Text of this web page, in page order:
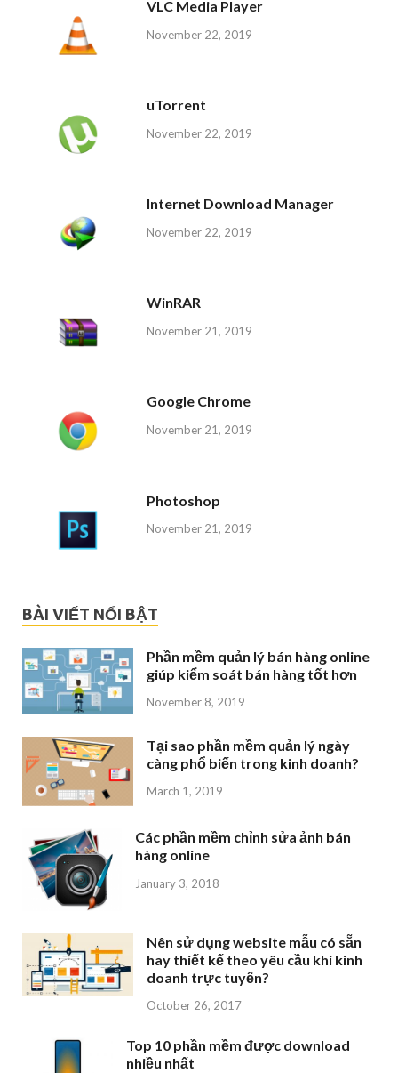
VLC Media Player
November 22, 2019
uTorrent
November 22, 2019
Internet Download Manager
November 22, 2019
WinRAR
November 21, 2019
Google Chrome
November 21, 2019
Photoshop
November 21, 2019
BÀI VIẾT NỔI BẬT
Phần mềm quản lý bán hàng online
giúp kiểm soát bán hàng tốt hơn
November 8, 2019
Tại sao phần mềm quản lý ngày
càng phổ biến trong kinh doanh?
March 1, 2019
Các phần mềm chỉnh sửa ảnh bán
hàng online
January 3, 2018
Nên sử dụng website mẫu có sẵn
hay thiết kế theo yêu cầu khi kinh
doanh trực tuyến?
October 26, 2017
Top 10 phần mềm được download
nhiều nhất